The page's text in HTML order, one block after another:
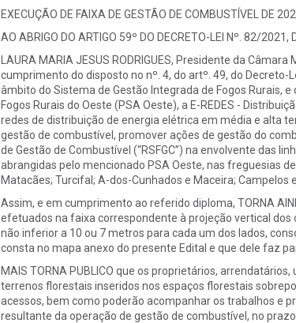
EXECUÇÃO DE FAIXA DE GESTÃO DE COMBUSTÍVEL DE
AO ABRIGO DO ARTIGO 59º DO DECRETO-LEI Nº. 82/2021,
LAURA MARIA JESUS RODRIGUES, Presidente da
cumprimento do disposto no nº. 4, do artº. 49, do
âmbito do Sistema de Gestão Integrada de Fogos Rurais,
Fogos Rurais do Oeste (PSA Oeste), a E-REDES -
redes de distribuição de energia elétrica em média e alta
gestão de combustível, promover ações de gestão do
de Gestão de Combustível (“RSFGC”) na envolvente das
abrangidas pelo mencionado PSA Oeste, nas freguesias
Matacães; Turcifal; A-dos-Cunhados e Maceira; Campelos
Assim, e em cumprimento ao referido diploma, TORNA
efetuados na faixa correspondente à projeção vertical
não inferior a 10 ou 7 metros para cada um dos lados,
consta no mapa anexo do presente Edital e que dele faz
MAIS TORNA PUBLICO que os proprietários,
terrenos florestais inseridos nos espaços florestais
acessos, bem como poderão acompanhar os trabalhos e
resultante da operação de gestão de combustível, no